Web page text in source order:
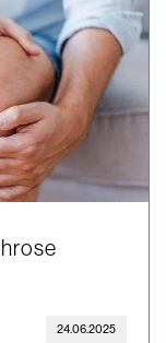
24.06.2025